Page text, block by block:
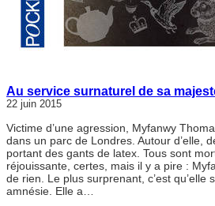
Au service surnaturel de sa
22 juin 2015
Victime d’une agression, Myfanwy
dans un parc de Londres. Autour d’elle,
portant des gants de latex. Tous sont
réjouissante, certes, mais il y a pire :
de rien. Le plus surprenant, c’est qu’elle
amnésie. Elle a…